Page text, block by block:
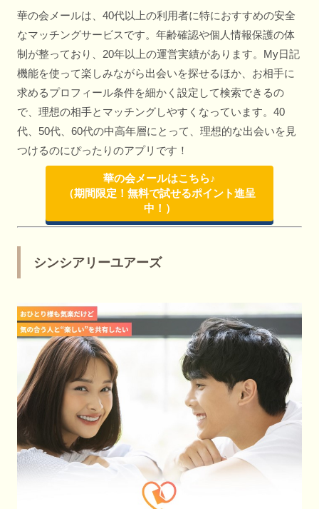
華の会メールは、40代以上の利用者に特におすすめの安全
なマッチングサービスです。年齢確認や個人情報保護の体
制が整っており、20年以上の運営実績があります。My日記
機能を使って楽しみながら出会いを探せるほか、お相手に
求めるプロフィール条件を細かく設定して検索できるの
で、理想の相手とマッチングしやすくなっています。40
代、50代、60代の中高年層にとって、理想的な出会いを見
つけるのにぴったりのアプリです！
華の会メールはこちら♪
（期間限定！無料で試せるポイント進呈
中！）
シンシアリーユアーズ